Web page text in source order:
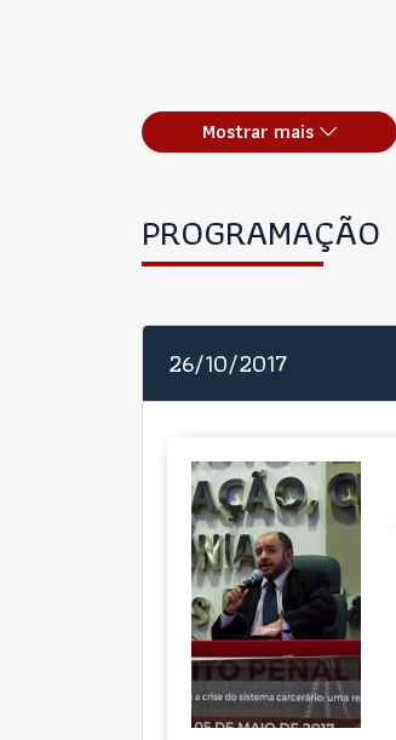
Mostrar mais
PROGRAMAÇÃO
26/10/2017